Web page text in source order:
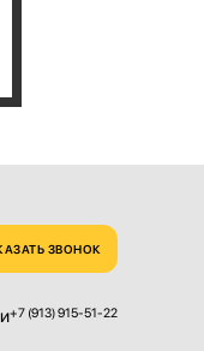
ЗВОНОК
+7 (913) 915-51-22